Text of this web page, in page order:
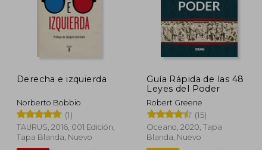
Derecha e izquierda
Norberto Bobbio
(1)
TAURUS, 2016, 001 Edición,
Tapa Blanda, Nuevo
Guía Rápida de las 48
Leyes del Poder
Robert Greene
(15)
Oceano, 2020, Tapa
Blanda, Nuevo